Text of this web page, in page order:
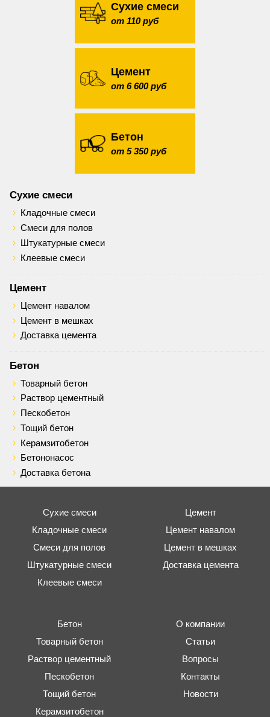
Сухие смеси
от 110 руб
Цемент
от 6 600 руб
Бетон
от 5 350 руб
Сухие смеси
Кладочные смеси
Смеси для полов
Штукатурные смеси
Клеевые смеси
Цемент
Цемент навалом
Цемент в мешках
Доставка цемента
Бетон
Товарный бетон
Раствор цементный
Пескобетон
Тощий бетон
Керамзитобетон
Бетононасос
Доставка бетона
Сухие смеси
Кладочные смеси
Смеси для полов
Штукатурные смеси
Клеевые смеси
Цемент
Цемент навалом
Цемент в мешках
Доставка цемента
Бетон
Товарный бетон
Раствор цементный
Пескобетон
Тощий бетон
Керамзитобетон
О компании
Статьи
Вопросы
Контакты
Новости